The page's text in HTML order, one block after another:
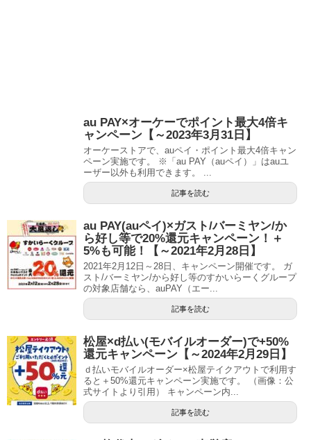
au PAY×オーケーでポイント最大4倍キ
ャンペーン【～2023年3月31日】
オーケーストアで、auペイ・ポイント最大4倍キャン
ペーン実施です。 ※「au PAY（auペイ）」はauユ
ーザー以外も利用できます。 ...
記事を読む
au PAY(auペイ)×ガスト/バーミヤン/か
ら好し等で20%還元キャンペーン！＋
5%も可能！【～2021年2月28日】
2021年2月12日～28日、キャンペーン開催です。 ガ
スト/バーミヤン/から好し等のすかいらーくグループ
の対象店舗なら、auPAY（エー...
記事を読む
松屋×d払い(モバイルオーダー)で+50%
還元キャンペーン【～2024年2月29日】
ｄ払いモバイルオーダー×松屋テイクアウトで利用す
ると＋50%還元キャンペーン実施です。 （画像：公
式サイトより引用） キャンペーン内...
記事を読む